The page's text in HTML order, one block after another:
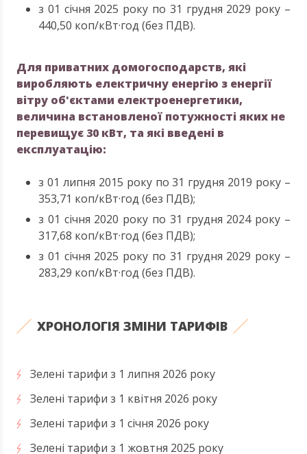
з 01 січня 2025 року по 31 грудня 2029 року –
440,50 коп/кВт·год (без ПДВ).
Для приватних домогосподарств, які
виробляють електричну енергію з енергії
вітру об'єктами електроенергетики,
величина встановленої потужності яких не
перевищує 30 кВт, та які введені в
експлуатацію:
з 01 липня 2015 року по 31 грудня 2019 року –
353,71 коп/кВт·год (без ПДВ);
з 01 січня 2020 року по 31 грудня 2024 року –
317,68 коп/кВт·год (без ПДВ);
з 01 січня 2025 року по 31 грудня 2029 року –
283,29 коп/кВт·год (без ПДВ).
ХРОНОЛОГІЯ ЗМІНИ ТАРИФІВ
Зелені тарифи з 1 липня 2026 року
Зелені тарифи з 1 квітня 2026 року
Зелені тарифи з 1 січня 2026 року
Зелені тарифи з 1 жовтня 2025 року